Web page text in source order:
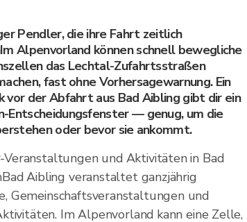
Pendler, die ihre Fahrt zeitlich
Alpenvorland können schnell bewegliche
das Lechtal-Zufahrtsstraßen
fast ohne Vorhersagewarnung. Ein
vor der Abfahrt aus Bad Aibling gibt dir ein
Entscheidungsfenster — genug, um die
oder bevor sie ankommt.
und Aktivitäten in Bad
Aibling veranstaltet ganzjährig
Gemeinschaftsveranstaltungen und
Im Alpenvorland kann eine Zelle,